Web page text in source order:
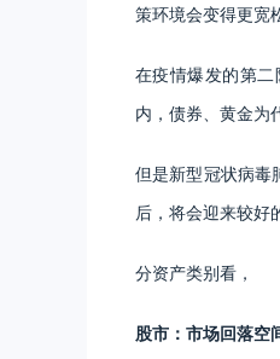
策环境会变得更宽
在疫情爆发的第
内，债券、黄金为
但是新型冠状病毒
后，将会迎来较好
分资产类别看，
股市：市场回落空